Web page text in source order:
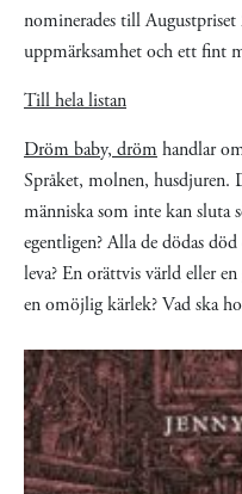
nominerades till
uppmärksamhet och ett fint
Till hela listan
Dröm baby, drömhandlar
Språket, molnen, husdjuren.
människa som inte kan sluta
egentligen? Alla de dödas
leva? En orättvis värld eller
en omöjlig kärlek? Vad ska